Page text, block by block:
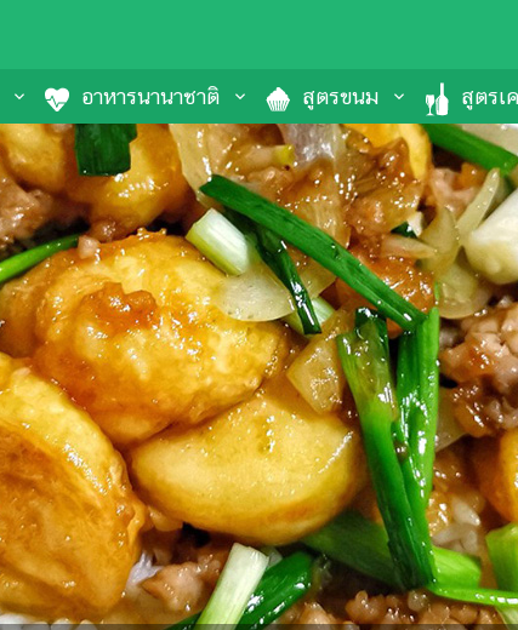
อาหารนานาชาติ สูตรขนม สูตรเ